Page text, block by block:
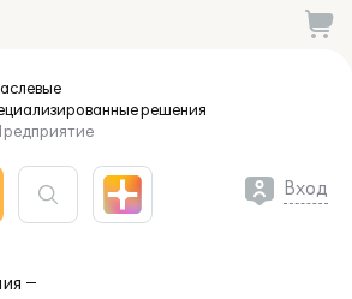
решения
Вход